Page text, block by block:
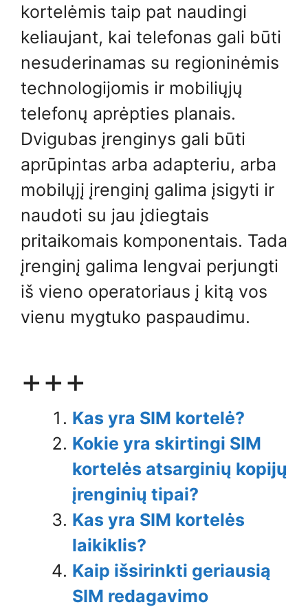
kortelėmis taip pat naudingi
keliaujant, kai telefonas gali būti
nesuderinamas su regioninėmis
technologijomis ir mobiliųjų
telefonų aprėpties planais.
Dvigubas įrenginys gali būti
aprūpintas arba adapteriu, arba
mobilųjį įrenginį galima įsigyti ir
naudoti su jau įdiegtais
pritaikomais komponentais. Tada
įrenginį galima lengvai perjungti
iš vieno operatoriaus į kitą vos
vienu mygtuko paspaudimu.
+++
Kas yra SIM kortelė?
Kokie yra skirtingi SIM
kortelės atsarginių kopijų
įrenginių tipai?
Kas yra SIM kortelės
laikiklis?
Kaip išsirinkti geriausią
SIM redagavimo